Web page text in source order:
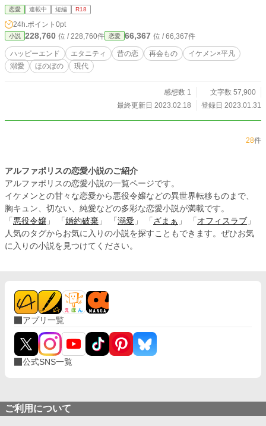
方、千輝は絃との再会を待ち望んでいて…。＊ヒロインは自己肯定感が低めです
が、終盤に向けて成長させたいと思っています。R18には※表記有。ムーンライ
トノベルズ様にも投稿しています。
恋愛 連載中 短編 R18
24h.ポイント 0pt
小説 228,760 位 / 228,760件 恋愛 66,367 位 / 66,367件
ハッピーエンド エタニティ 昔の恋 再会もの
イケメン×平凡
溺愛
ほのぼの 現代
感想数 1
文字数 57,900
最終更新日 2023.02.18
登録日 2023.01.31
28件
アルファポリスの恋愛小説のご紹介
アルファポリスの恋愛小説の一覧ページです。
イケメンとの甘々な恋愛から悪役令嬢などの異世界転移ものまで、
胸キュン、切ない、純愛などの多彩な恋愛小説が満載です。
「 悪役令嬢 」 「 婚約破棄 」 「 溺愛 」 「 ざまぁ 」 「 オフィスラブ 」
人気のタグからお気に入りの小説を探すこともできます。ぜひお気
に入りの小説を見つけてください。
アプリ一覧
公式SNS一覧
ご利用について